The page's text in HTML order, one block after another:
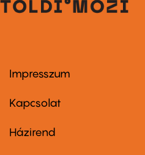
Footer
first
Impresszum
Kapcsolat
Footer
Házirend